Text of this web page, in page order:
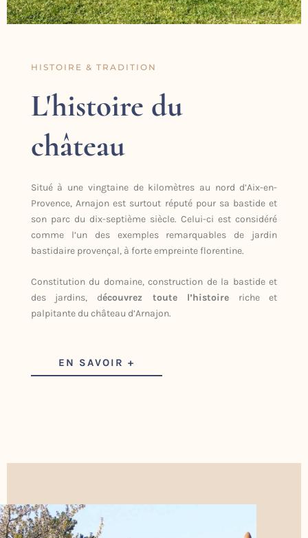
HISTOIRE & TRADITION
L'histoire du
château
Situé à une vingtaine de kilomètres au nord d’Aix-en-
Provence, Arnajon est surtout réputé pour sa bastide et
son parc du dix-septième siècle. Celui-ci est considéré
comme l’un des exemples remarquables de jardin
bastidaire provençal, à forte empreinte florentine.
Constitution du domaine, construction de la bastide et
des jardins, découvrez toute l’histoire riche et
palpitante du château d’Arnajon.
EN SAVOIR +